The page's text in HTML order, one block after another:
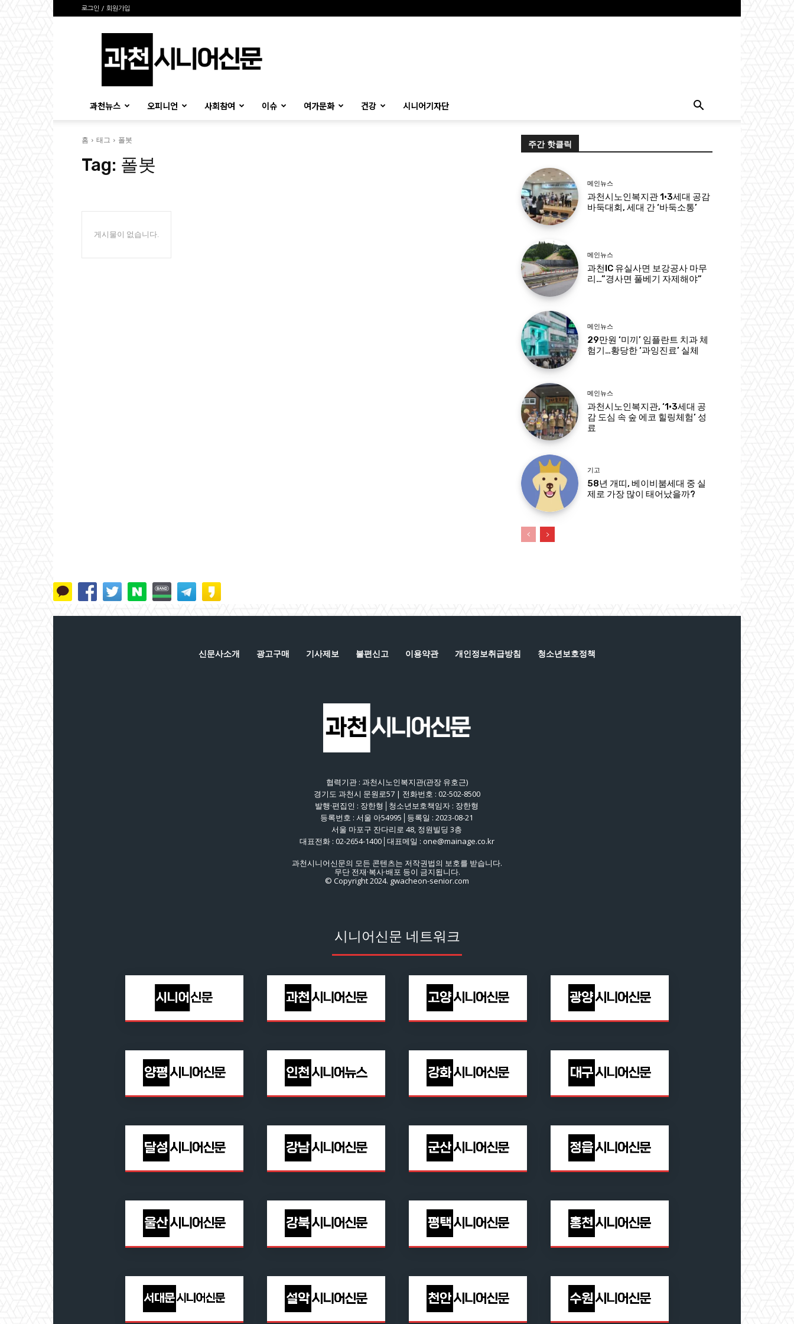
로그인 / 회원가입
시
과천뉴스 오피니언 사회참여 이슈 여가문화 건강 시니어기자단
홈 태그 폴봇
Tag: 폴봇
게시물이 없습니다.
주간 핫클릭
메인뉴스
과천시노인복지관 1·3세대 공감
바둑대회, 세대 간 ‘바둑소통’
메인뉴스
과천IC 유실사면 보강공사 마무
리…”경사면 풀베기 자제해야”
메인뉴스
29만원 ‘미끼’ 임플란트 치과 체
험기…황당한 ‘과잉진료’ 실체
메인뉴스
과천시노인복지관, ‘1·3세대 공
감 도심 속 숲 에코 힐링체험’ 성
료
기고
58년 개띠, 베이비붐세대 중 실
제로 가장 많이 태어났을까?
신문사소개 광고구매 기사제보 불편신고 이용약관 개인정보취급방침 청소년보호정책
협력기관 : 과천시노인복지관(관장 유호근)
경기도 과천시 문원로57 | 전화번호 : 02-502-8500
발행·편집인 : 장한형│청소년보호책임자 : 장한형
등록번호 : 서울 아54995│등록일 : 2023-08-21
서울 마포구 잔다리로 48, 정원빌딩 3층
대표전화 : 02-2654-1400│대표메일 : one@mainage.co.kr
과천시니어신문의 모든 콘텐츠는 저작권법의 보호를 받습니다.
무단 전재·복사·배포 등이 금지됩니다.
© Copyright 2024. gwacheon-senior.com
시니어신문 네트워크